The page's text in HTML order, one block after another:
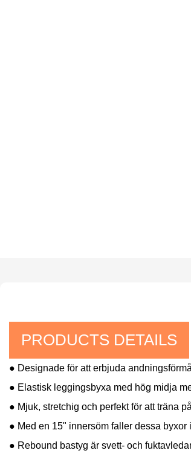
PRODUCTS DETAILS
● Designade för att erbjuda
● Elastisk leggingsbyxa med hög midja
● Mjuk, stretchig och perfekt för att träna
● Med en 15" innersöm faller dessa byxor
● Rebound bastyg är svett- och